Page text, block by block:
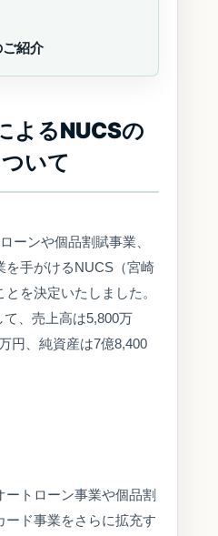
紹介
よるNUCSの
いて
ーンや個品割賦事業、
を手がけるNUCS（宮崎
を決定いたしました。
、売上高は5,800万
円、純資産は7億8,400
トローン事業や個品割
ード事業をさらに拡充す